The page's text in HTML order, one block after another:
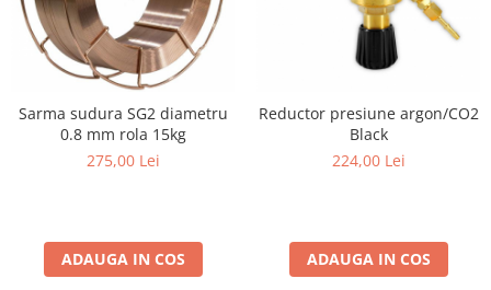
Pompe submersibile cu plutitor
Hidrofoare
Pompe cu turatie variabila
Accesorii pompe
Nivele
Masura si control
Sarma sudura SG2 diametru
0.8 mm rola 15kg
275,00 Lei
ADAUGA IN COS
Reductor presiune argon/CO2
Black
224,00 Lei
ADAUGA IN COS